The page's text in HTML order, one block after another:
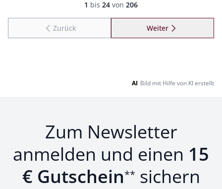
Seite 1 geladen. Zeige Produkte 1 bis 24 von 206.
1 bis 24 von 206
Zurück Weiterzu Seite 2
AI Bild mit Hilfe von KI erstellt
Zum Newsletter
anmelden und einen 15
€ Gutschein** sichern